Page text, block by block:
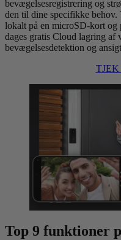
bevægelsesregistrering og
den til dine specifikke behov.
lokalt på en microSD-kort og
dages gratis Cloud lagring af
bevægelsesdetektion og
TJEK
Top 9 funktioner